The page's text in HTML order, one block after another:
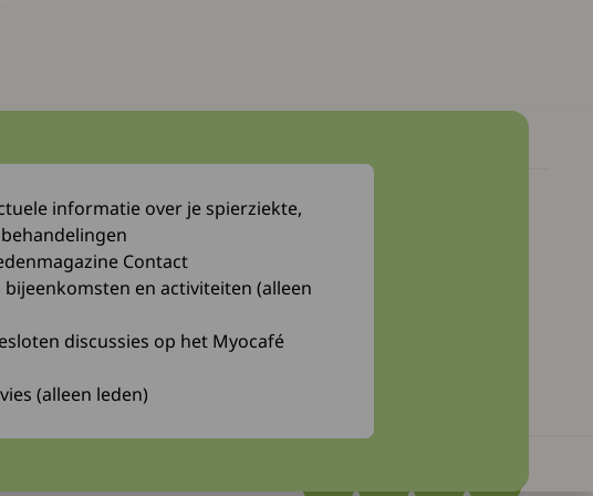
Myocafé
Bibliotheek
informatie over je spierziekte,
Contact
bijeenkomsten en activiteiten (alleen
discussies op het Myocafé
(alleen leden)